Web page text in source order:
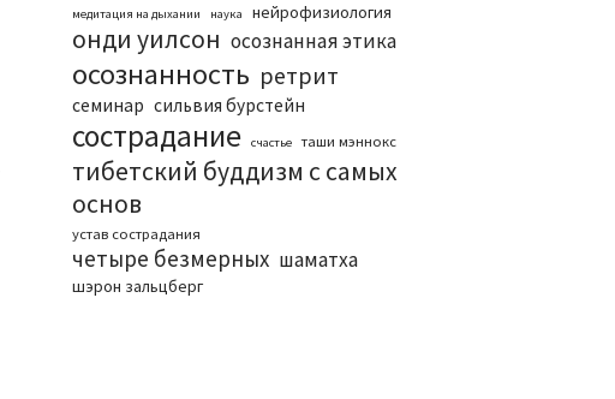
медитация на дыхании наука нейрофизиология
онди уилсон осознанная этика
осознанность ретрит
семинар сильвия бурстейн
сострадание счастье таши мэннокс
тибетский буддизм с самых
основ
устав сострадания
четыре безмерных шаматха
шэрон зальцберг